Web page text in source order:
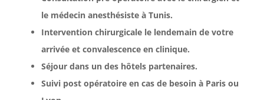
le médecin anesthésiste à Tunis.
Intervention chirurgicale le lendemain de votre
arrivée et convalescence en clinique.
Séjour dans un des hôtels partenaires.
Suivi post opératoire en cas de besoin à Paris ou